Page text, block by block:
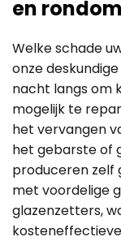
en
Welke schade
onze
nacht langs om
mogelijk te
het vervangen
het gebarste of
produceren zelf
met voordelige
glazenzetters,